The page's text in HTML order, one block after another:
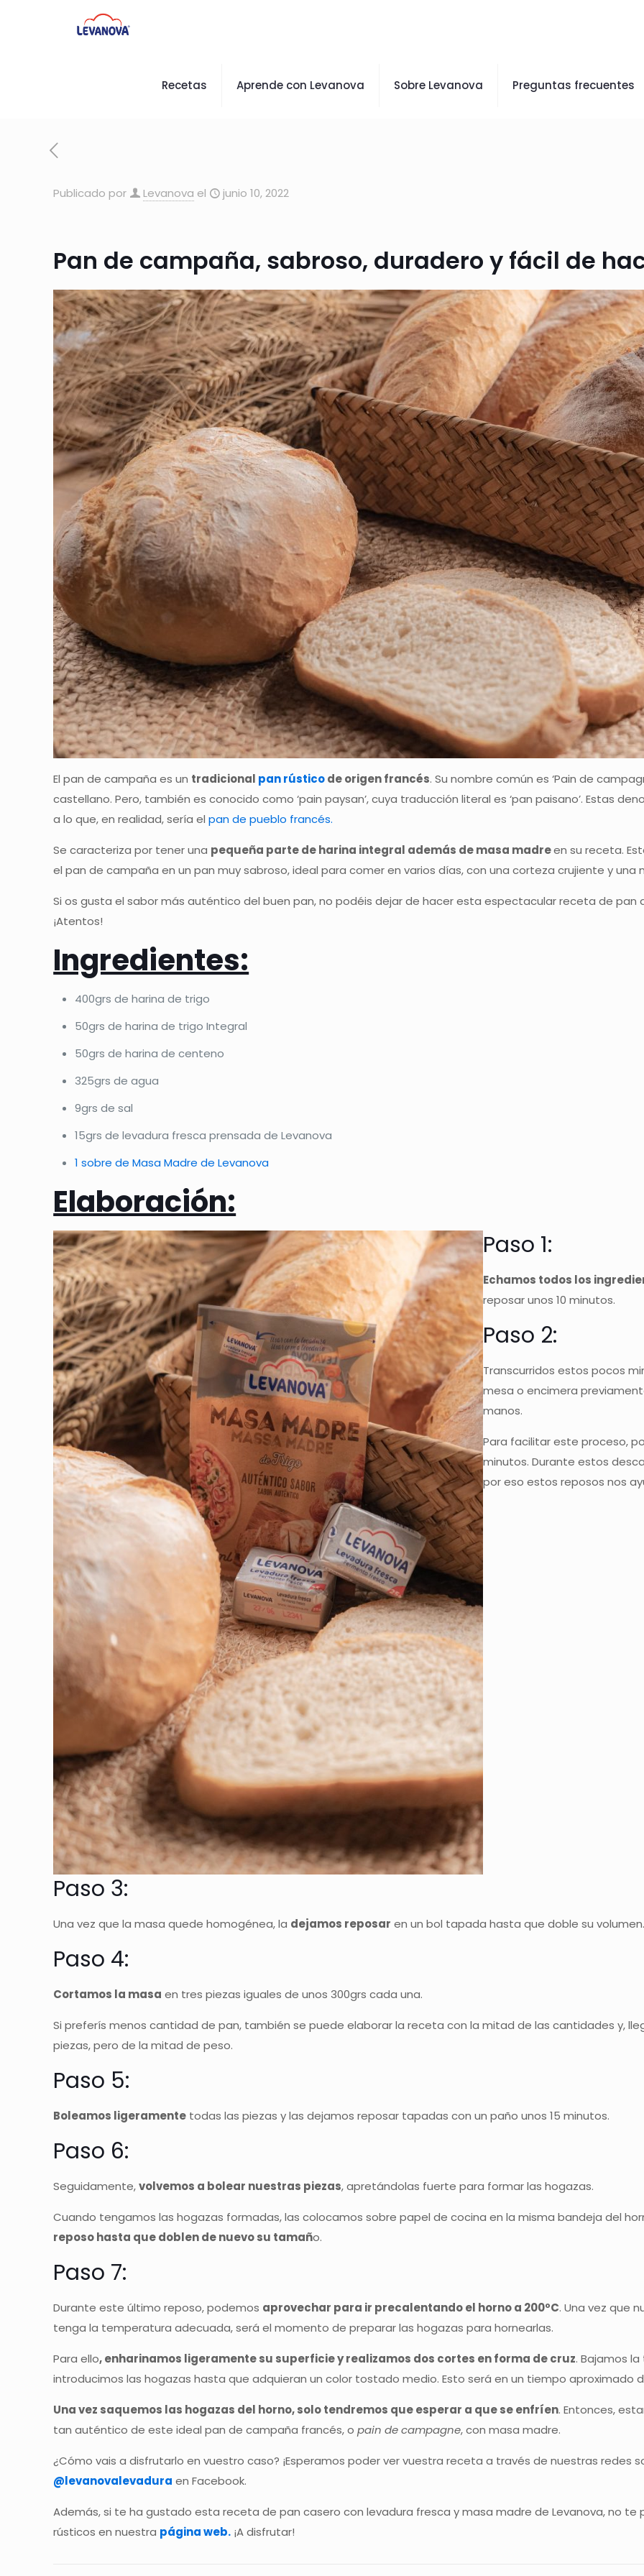
Recetas Aprende con Levanova Sobre Levanova Preguntas frecuentes
Publicado por Levanova el junio 10, 2022
Pan de campaña, sabroso, duradero y fácil de
El pan de campaña es un tradicional pan rústicode origen francés. Su nombre común es ‘Pain de
castellano. Pero, también es conocido como ‘pain paysan’, cuya traducción literal es ‘pan paisano’. Estas
a lo que, en realidad, sería elpan de pueblo francés.
Se caracteriza por tener una pequeña parte de harina integral además de masa madreen su receta.
el pan de campaña en un pan muy sabroso, ideal para comer en varios días, con una corteza crujiente y una
Si os gusta el sabor más auténtico del buen pan, no podéis dejar de hacer esta espectacular receta de
¡Atentos!
Ingredientes:
400grs de harina de trigo
50grs de harina de trigo Integral
50grs de harina de centeno
325grs de agua
9grs de sal
15grs de levadura fresca prensada de Levanova
1 sobre de Masa Madre de Levanova
Elaboración:
Paso 1:
Echamos todos los
reposar unos 10 minutos.
Paso 2:
Transcurridos estos pocos
mesa o encimera
manos.
Para facilitar este proceso,
minutos. Durante estos
por eso estos reposos nos
Paso 3:
Una vez que la masa quede homogénea, la dejamos reposar en un bol tapada hasta que doble su
Paso 4:
Cortamos la masa en tres piezas iguales de unos 300grs cada una.
Si preferís menos cantidad de pan, también se puede elaborar la receta con la mitad de las cantidades y,
piezas, pero de la mitad de peso.
Paso 5:
Boleamos ligeramente todas las piezas y las dejamos reposar tapadas con un paño unos 15 minutos.
Paso 6:
Seguidamente,volvemos a bolear nuestras piezas, apretándolas fuerte para formar las hogazas.
Cuando tengamos las hogazas formadas, las colocamos sobre papel de cocina en la misma bandeja del
reposo hasta que doblen de nuevo su tamaño.
Paso 7:
Durante este último reposo, podemos aprovechar para ir precalentando el horno a 200ºC. Una vez que
tenga la temperatura adecuada, será el momento de preparar las hogazas para hornearlas.
Para ello, enharinamos ligeramente su superficie y realizamos dos cortes en forma de cruz. Bajamos
introducimos las hogazas hasta que adquieran un color tostado medio. Esto será en un tiempo aproximado
Una vez saquemos las hogazas del horno, solo tendremos que esperar a que se enfríen. Entonces,
tan auténtico de este ideal pan de campaña francés, opain de campagne, con masa madre.
¿Cómo vais a disfrutarlo en vuestro caso? ¡Esperamos poder ver vuestra receta a través de nuestras redes
@levanovalevadura en Facebook.
Además, si te ha gustado esta receta de pan casero con levadura fresca y masa madre de Levanova, no
rústicos en nuestra página web. ¡A disfrutar!